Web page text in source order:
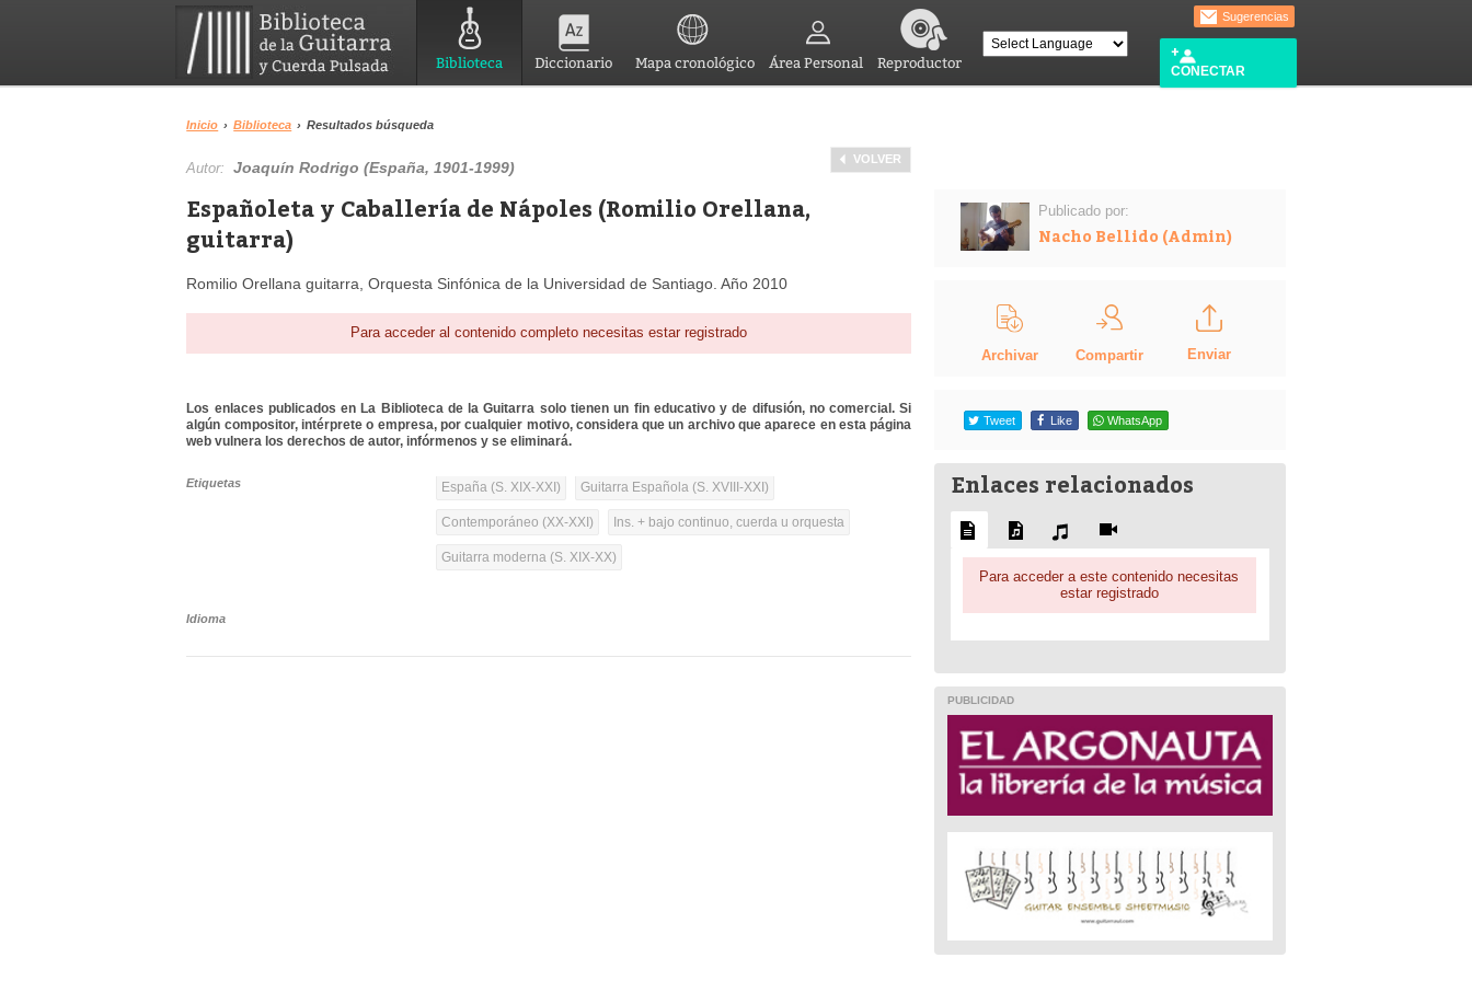
Biblioteca Diccionario Mapa cronológico Área Personal Reproductor
Sugerencias
CONECTAR
Inicio › Biblioteca › Resultados búsqueda
VOLVER
Autor:Joaquín Rodrigo (España, 1901-1999)
Españoleta y Caballería de Nápoles (Romilio Orellana,
guitarra)
Romilio Orellana guitarra, Orquesta Sinfónica de la Universidad de Santiago. Año 2010
Para acceder al contenido completo necesitas estar registrado
Los enlaces publicados en La Biblioteca de la Guitarra solo tienen un fin educativo y de difusión, no comercial. Si
algún compositor, intérprete o empresa, por cualquier motivo, considera que un archivo que aparece en esta página
web vulnera los derechos de autor, infórmenos y se eliminará.
Etiquetas España (S. XIX-XXI) Guitarra Española (S. XVIII-XXI)
Contemporáneo (XX-XXI) Ins. + bajo continuo, cuerda u orquesta
Guitarra moderna (S. XIX-XX)
Idioma
Publicado por:
Nacho Bellido (Admin)
Archivar Compartir Enviar
Tweet Like WhatsApp
Enlaces relacionados
Para acceder a este contenido necesitas
estar registrado
PUBLICIDAD